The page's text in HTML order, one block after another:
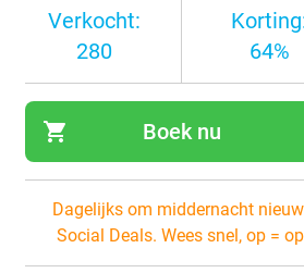
Verkocht:
280
64%
shopping_cart Boek nu
Dagelijks om middernacht
Social Deals. Wees snel, op =